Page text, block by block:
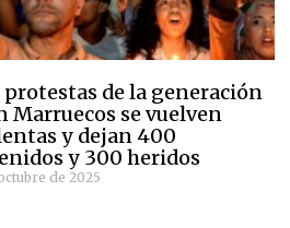
protestas de la generación
Marruecos se vuelven
y dejan 400
y 300 heridos
de 2025